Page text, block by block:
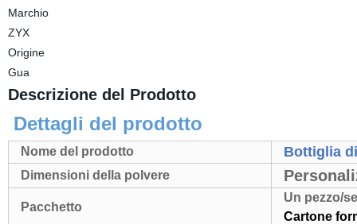
Marchio
ZYX
Origine
Gua
Descrizione del Prodotto
Dettagli del prodotto
Nome del prodotto Bottiglia
Dimensioni della polvere
Pacchetto
Un pezzo/
Cartone